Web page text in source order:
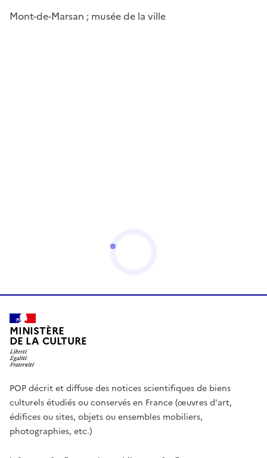
Mont-de-Marsan ; musée de la ville
MINISTÈRE
DE LA CULTURE
POP décrit et diffuse des notices scientifiques de biens
culturels étudiés ou conservés en France (œuvres d'art,
édifices ou sites, objets ou ensembles mobiliers,
photographies, etc.)